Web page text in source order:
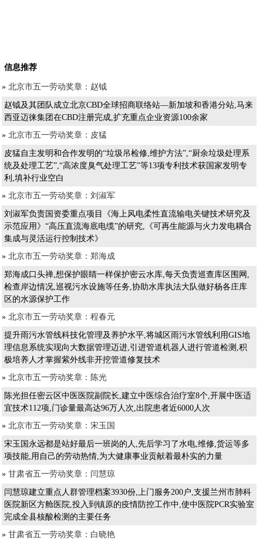
信息推荐
» 北京市五一劳动奖章：赵钺
赵钺及其团队成立北京CBD全球招商联络站—新加坡和香港分站,马来
西亚迈徕集团在CBD注册完成,扩充重点企业资源100余家
» 北京市五一劳动奖章：皮猛
皮猛自主发明和合作发明的“垃圾吊检修,维护方法”,“厨余垃圾处理系
统及处理工艺”,“高浓度臭气处理工艺”等13项专利技术获国家发明专
利,填补行业空白
» 北京市五一劳动奖章：刘淑军
刘淑军负责国资委重点项目《海上风电柔性直流输电关键技术研究及
示范应用》“高压直流海底电缆”的研究,《可再生能源与火力发电耦合
集成与灵活运行控制技术》
» 北京市五一劳动奖章：郑海成
郑海成口头禅,想保护眼睛一样保护密云水库,每天负责巡查库区围网,
检查岸边情况,巡视污水设施等任务,协助水库执法大队做好杨各庄库
区的水源保护工作
» 北京市五一劳动奖章：程春元
提升雨污水管线科技化管理及养护水平,将城区雨污水管线利用GIS地
理信息系统实现向大数据管理迈进,引进管道机器人进行管道检测,积
极培养人才掌握紫外线非开挖管道修复技术
» 北京市五一劳动奖章：陈光
陈光担任密云区中医医院副院长,建立中医综合治疗室8个,开展中医适
宜技术112项,门诊量最高达96万人次,出院患者近6000人次
» 北京市五一劳动奖章：宋玉国
宋玉国永远都是站好最后一班岗的人,先后学习了水电,维修,货运等多
项技能,用自己的劳动热情,为大健康事业贡献着最朴实的力量
» 甘肃省五一劳动奖章：闫慧琼
闫慧琼建立重点人群管理档案3930份,上门服务200户,支援兰州市肺科
医院新区方舱医院,投入到镇原的疫情防控工作中,使中医院PCR实验室
完成全县核酸检测的主要任务
» 甘肃省五一劳动奖章：白晓艳